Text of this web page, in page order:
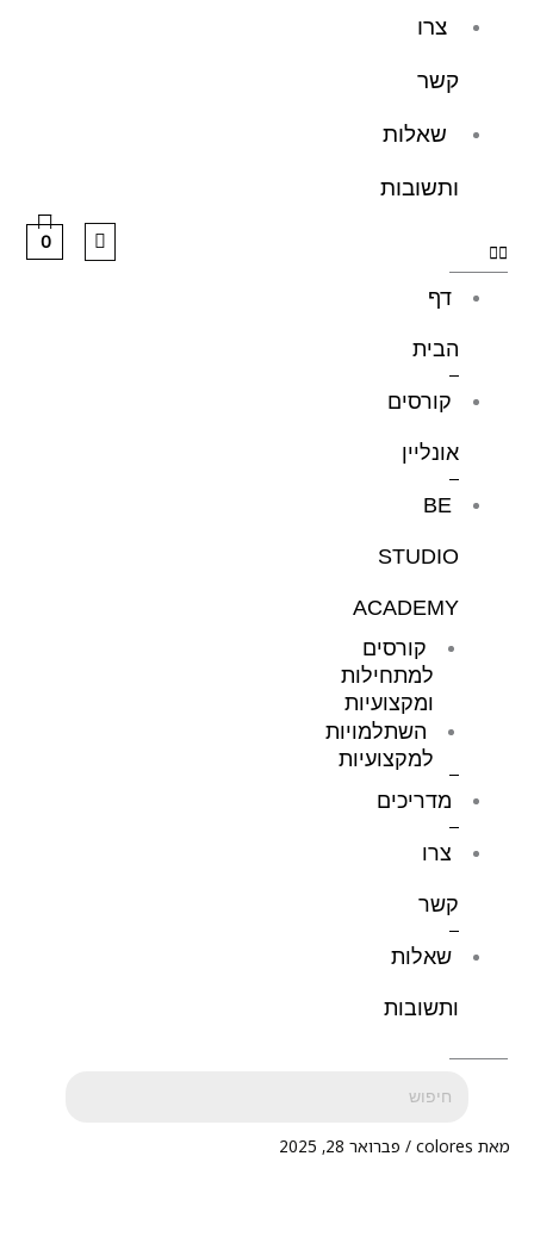
צרו
קשר
שאלות
ותשובות
דף
הבית
קורסים
אונליין
BE
STUDIO
ACADEMY
קורסים
למתחילות
ומקצועיות
השתלמויות
למקצועיות
מדריכים
צרו
קשר
שאלות
ותשובות
0
מאת colores
/ פברואר 28, 2025